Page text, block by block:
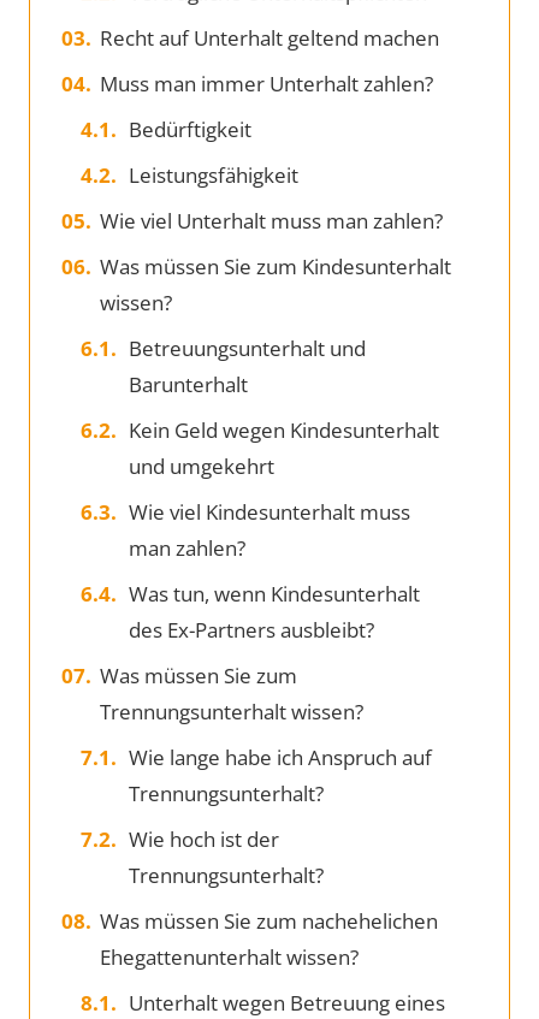
Recht auf Unterhalt geltend machen
Muss man immer Unterhalt zahlen?
Bedürftigkeit
Leistungsfähigkeit
Wie viel Unterhalt muss man zahlen?
Was müssen Sie zum Kindesunterhalt
wissen?
Betreuungsunterhalt und
Barunterhalt
Kein Geld wegen Kindesunterhalt
und umgekehrt
Wie viel Kindesunterhalt muss
man zahlen?
Was tun, wenn Kindesunterhalt
des Ex-Partners ausbleibt?
Was müssen Sie zum
Trennungsunterhalt wissen?
Wie lange habe ich Anspruch auf
Trennungsunterhalt?
Wie hoch ist der
Trennungsunterhalt?
Was müssen Sie zum nachehelichen
Ehegattenunterhalt wissen?
Unterhalt wegen Betreuung eines